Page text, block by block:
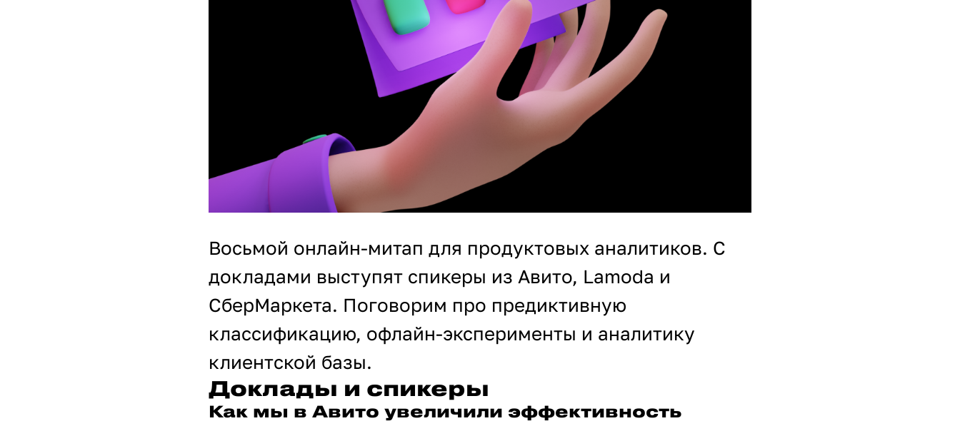
Восьмой онлайн-митап для продуктовых аналитиков. С
докладами выступят спикеры из Авито, Lamoda и
СберМаркета. Поговорим про предиктивную
классификацию, офлайн-эксперименты и аналитику
клиентской базы.
Доклады и спикеры
Как мы в Авито увеличили эффективность